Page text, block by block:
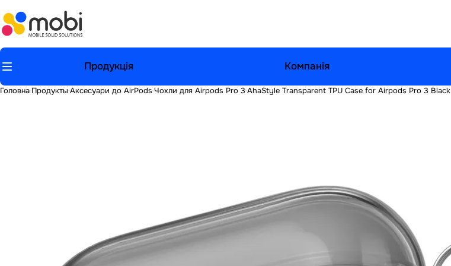
Продукція Компанія
Головна Продукты Аксесуари до AirPods Чохли для Airpods Pro 3 AhaStyle Transparent TPU Case for Airpods Pro 3 Black